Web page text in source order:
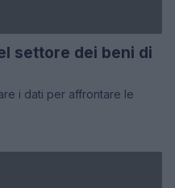
settore dei beni di
i dati per affrontare le